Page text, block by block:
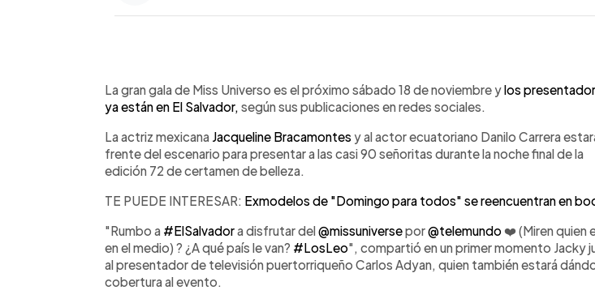
► Escuchar artículo
La gran gala de Miss Universo es el próximo sábado 18 de noviembre ylos
ya están en El Salvador, según sus publicaciones en redes sociales.
La actriz mexicana Jacqueline Bracamontes y al actor ecuatoriano Danilo Carrera
frente del escenario para presentar a las casi 90 señoritas durante la noche final de la
edición 72 de certamen de belleza.
TE PUEDE INTERESAR: Exmodelos de "Domingo para todos" se reencuentran en
"Rumbo a #ElSalvadora disfrutar del@missuniversepor@telemundo❤️ (Miren quien
en el medio) ? ¿A qué país le van? #LosLeo", compartió en un primer momento Jacky
al presentador de televisión puertorriqueño Carlos Adyan, quien también estará
cobertura al evento.